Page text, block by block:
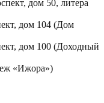
дом 50, литера
дом 104 (Дом
дом 100 (Доходный
«Ижора»)